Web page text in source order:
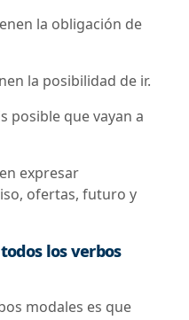
la obligación de
la posibilidad de ir.
posible que vayan a
expresar
ofertas, futuro y
los verbos
modales es que